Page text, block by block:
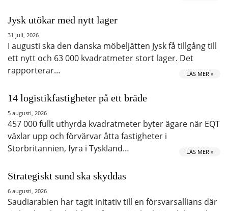
Jysk utökar med nytt lager
31 juli, 2026
I augusti ska den danska möbeljätten Jysk få tillgång till
ett nytt och 63 000 kvadratmeter stort lager. Det
rapporterar…
LÄS MER »
14 logistikfastigheter på ett bräde
5 augusti, 2026
457 000 fullt uthyrda kvadratmeter byter ägare när EQT
växlar upp och förvärvar åtta fastigheter i
Storbritannien, fyra i Tyskland…
LÄS MER »
Strategiskt sund ska skyddas
6 augusti, 2026
Saudiarabien har tagit initativ till en försvarsallians där